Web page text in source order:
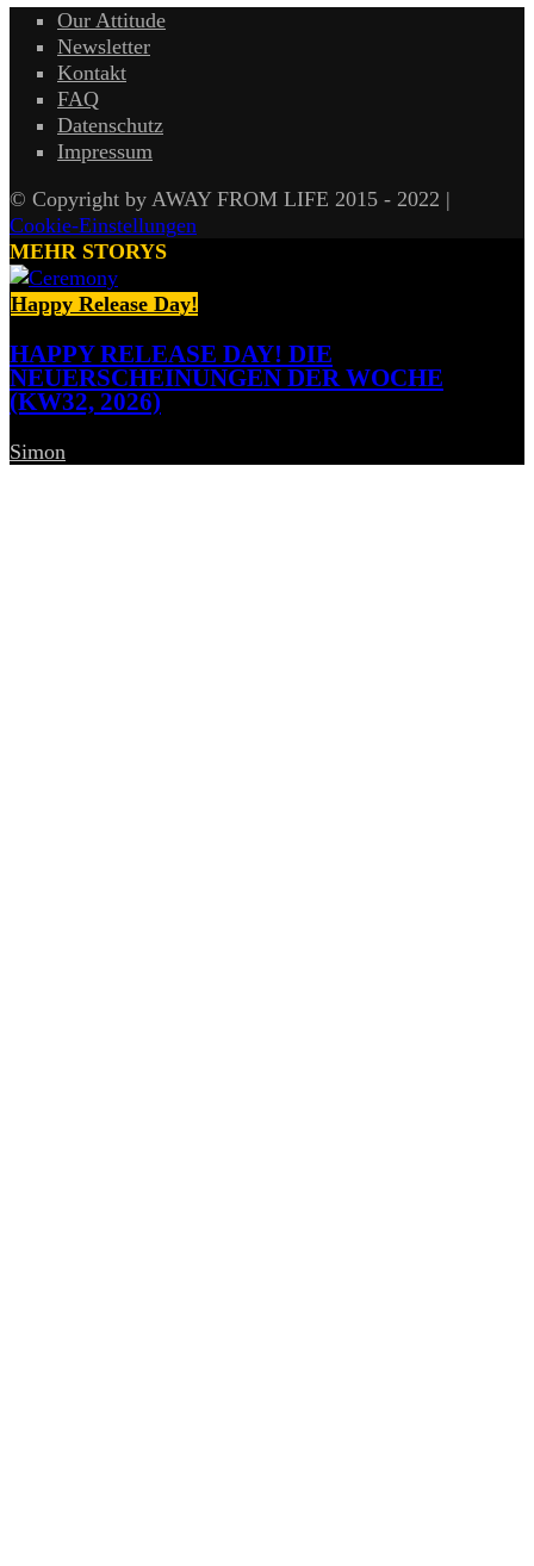
Our Attitude
Newsletter
Kontakt
FAQ
Datenschutz
Impressum
© Copyright by AWAY FROM LIFE 2015 - 2022 |
Cookie-Einstellungen
MEHR STORYS
Happy Release Day!
HAPPY RELEASE DAY! DIE
NEUERSCHEINUNGEN DER WOCHE
(KW32, 2026)
Simon